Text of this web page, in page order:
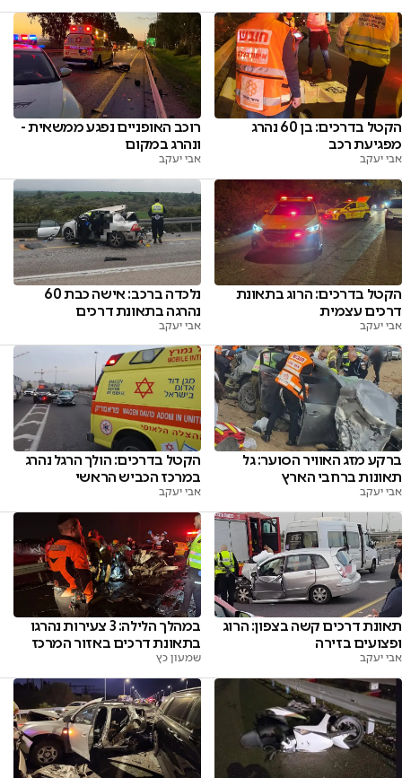
הקטל בדרכים: בן 60 נהרג
מפגיעת רכב
אבי יעקב
רוכב האופניים נפגע ממשאית -
ונהרג במקום
אבי יעקב
הקטל בדרכים: הרוג בתאונת
דרכים עצמית
אבי יעקב
נלכדה ברכב: אישה כבת 60
נהרגה בתאונת דרכים
אבי יעקב
ברקע מזג האוויר הסוער: גל
תאונות ברחבי הארץ
אבי יעקב
הקטל בדרכים: הולך הרגל נהרג
במרכז הכביש הראשי
אבי יעקב
תאונת דרכים קשה בצפון: הרוג
ופצועים בזירה
אבי יעקב
במהלך הלילה: 3 צעירות נהרגו
בתאונת דרכים באזור המרכז
שמעון כץ